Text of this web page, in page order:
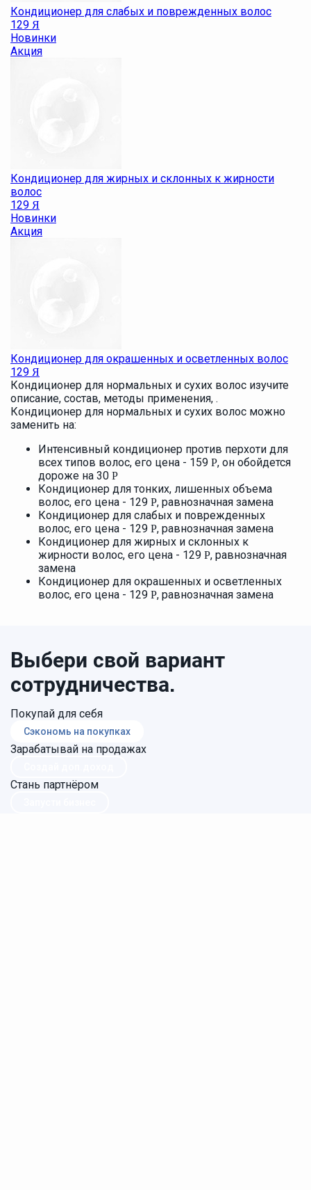
Кондиционер для слабых и поврежденных волос
129 Я
Новинки
Акция
Кондиционер для жирных и склонных к жирности
волос
129 Я
Новинки
Акция
Кондиционер для окрашенных и осветленных волос
129 Я
Кондиционер для нормальных и сухих волос изучите
описание, состав, методы применения, .
Кондиционер для нормальных и сухих волос можно
заменить на:
Интенсивный кондиционер против перхоти для
всех типов волос, его цена - 159 Р, он обойдется
дороже на 30 Р
Кондиционер для тонких, лишенных объема
волос, его цена - 129 Р, равнозначная замена
Кондиционер для слабых и поврежденных
волос, его цена - 129 Р, равнозначная замена
Кондиционер для жирных и склонных к
жирности волос, его цена - 129 Р, равнозначная
замена
Кондиционер для окрашенных и осветленных
волос, его цена - 129 Р, равнозначная замена
Выбери свой вариант
сотрудничества.
Покупай для себя
Сэкономь на покупках
Зарабатывай на продажах
Стань партнёром